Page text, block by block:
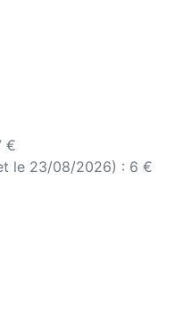
€
le 23/08/2026) : 6 €